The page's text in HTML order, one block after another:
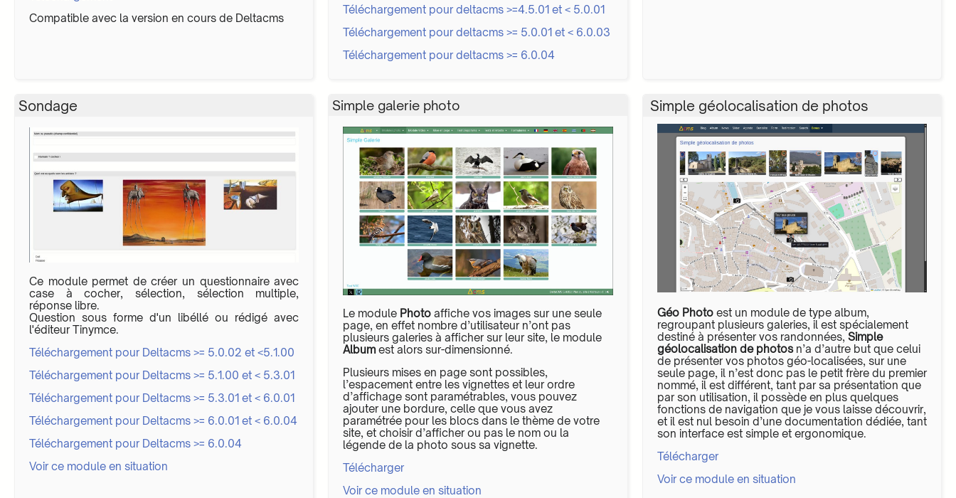
Compatible avec la version en cours de Deltacms
Téléchargement pour deltacms >=4.5.01 et < 5.0.01
Téléchargement pour deltacms >= 5.0.01 et < 6.0.03
Téléchargement pour deltacms >= 6.0.04
Sondage
Ce module permet de créer un questionnaire avec
case à cocher, sélection, sélection multiple,
réponse libre.
Question sous forme d'un libéllé ou rédigé avec
l'éditeur Tinymce.
Téléchargement pour Deltacms >= 5.0.02 et <5.1.00
Téléchargement pour Deltacms >= 5.1.00 et < 5.3.01
Téléchargement pour Deltacms >= 5.3.01 et < 6.0.01
Téléchargement pour Deltacms >= 6.0.01 et < 6.0.04
Téléchargement pour Deltacms >= 6.0.04
Voir ce module en situation
Simple galerie photo
Le module Photo affiche vos images sur une seule
page, en effet nombre d’utilisateur n’ont pas
plusieurs galeries à afficher sur leur site, le module
Albumest alors sur-dimensionné.
Plusieurs mises en page sont possibles,
l’espacement entre les vignettes et leur ordre
d’affichage sont paramétrables, vous pouvez
ajouter une bordure, celle que vous avez
paramétrée pour les blocs dans le thème de votre
site, et choisir d’afficher ou pas le nom ou la
légende de la photo sous sa vignette.
Télécharger
Voir ce module en situation
Simple géolocalisation de photos
Géo Photoest un module de type album,
regroupant plusieurs galeries, il est spécialement
destiné à présenter vos randonnées, Simple
géolocalisation de photosn’a d’autre but que celui
de présenter vos photos géo-localisées, sur une
seule page, il n’est donc pas le petit frère du premier
nommé, il est différent, tant par sa présentation que
par son utilisation, il possède en plus quelques
fonctions de navigation que je vous laisse découvrir,
et il est nul besoin d’une documentation dédiée, tant
son interface est simple et ergonomique.
Télécharger
Voir ce module en situation